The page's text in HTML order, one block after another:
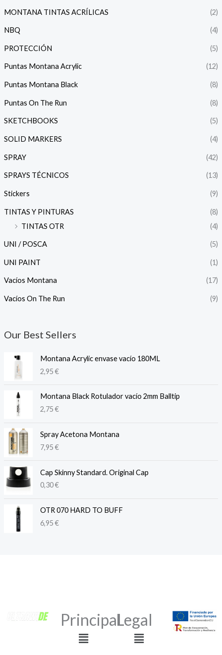
MONTANA TINTAS ACRÍLICAS (2)
NBQ (4)
PROTECCIÓN (5)
Puntas Montana Acrylic (12)
Puntas Montana Black (8)
Puntas On The Run (8)
SKETCHBOOKS (5)
SOLID MARKERS (4)
SPRAY (42)
SPRAYS TÉCNICOS (13)
Stickers (9)
TINTAS Y PINTURAS
(8)
TINTAS OTR
(4)
UNI / POSCA (5)
UNI PAINT (1)
Vacíos Montana (17)
Vacíos On The Run (9)
Our Best Sellers
Montana Acrylic envase vacío 180ML
2,95€
Montana Black Rotulador vacío 2mm Balltip
2,75€
Spray Acetona Montana
7,95€
Cap Skinny Standard. Original Cap
0,30€
OTR 070 HARD TO BUFF
6,95€
Principal
Menú
Legal
Menú